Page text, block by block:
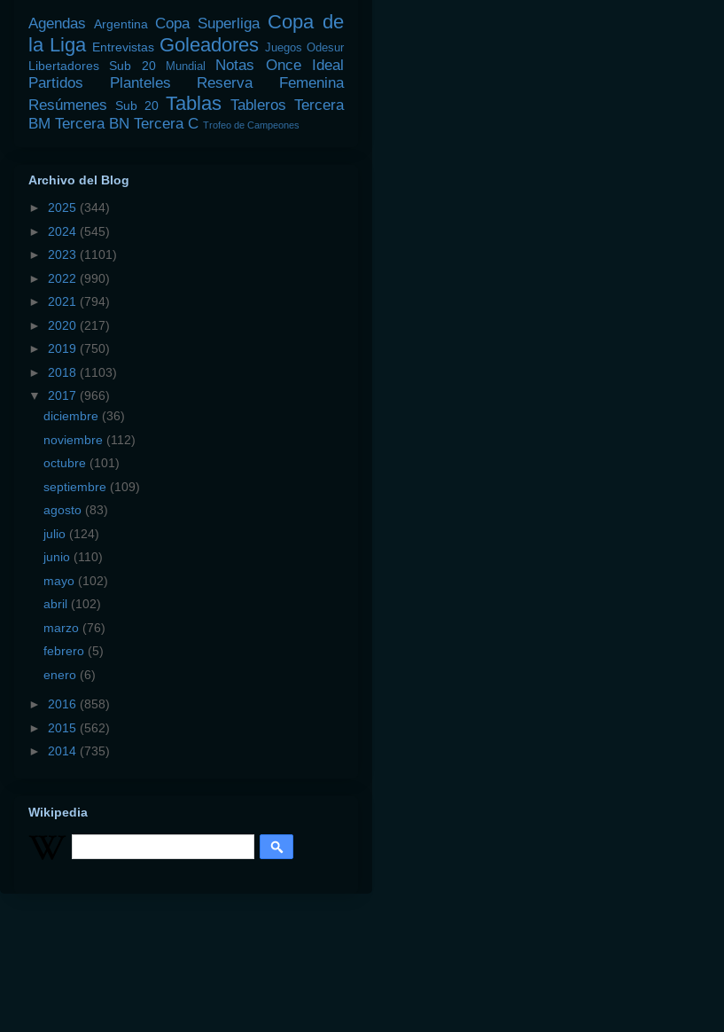
Agendas Argentina Copa Superliga Copa de
la Liga Entrevistas Goleadores Juegos Odesur
Libertadores Sub 20 Mundial Notas
Once Ideal
Partidos
Planteles
Reserva Femenina
Resúmenes
Sub 20 Tablas Tableros Tercera
BM Tercera BN Tercera C Trofeo de Campeones
Archivo del Blog
► 2025 (344)
► 2024 (545)
► 2023 (1101)
► 2022 (990)
► 2021 (794)
► 2020 (217)
► 2019 (750)
► 2018 (1103)
▼ 2017 (966)
diciembre (36)
noviembre (112)
octubre (101)
septiembre (109)
agosto (83)
julio (124)
junio (110)
mayo (102)
abril (102)
marzo (76)
febrero (5)
enero (6)
► 2016 (858)
► 2015 (562)
► 2014 (735)
Wikipedia